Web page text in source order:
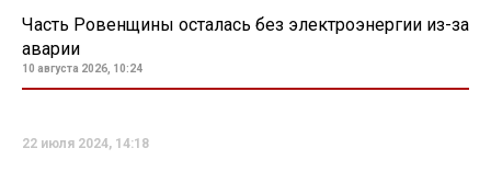
Часть Ровенщины осталась без электроэнергии из-за
аварии
10 августа 2026, 10:24
22 июля 2024, 14:18